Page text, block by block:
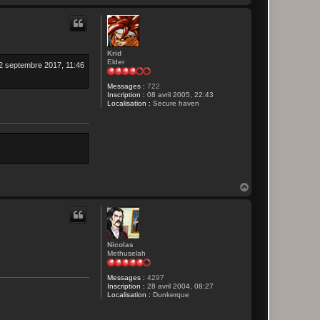
Krid
Elder
Messages : 722
Inscription : 08 avril 2005, 22:43
Localisation : Secure haven
septembre 2017, 11:46
Nicolas
Methuselah
Messages : 4297
Inscription : 28 avril 2004, 08:27
Localisation : Dunkerque